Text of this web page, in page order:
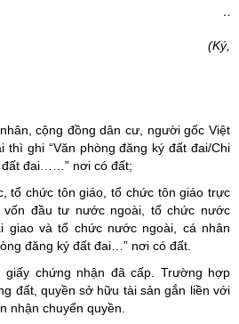
(Ký,
cộng đồng dân cư, người gốc Việt
thì ghi “Văn phòng đăng ký đất đai/Chi
đất đai……” nơi có đất;
tổ chức tôn giáo, tổ chức tôn giáo trực
đầu tư nước ngoài, tổ chức nước
giao và tổ chức nước ngoài, cá nhân
đăng ký đất đai…” nơi có đất.
chứng nhận đã cấp. Trường hợp
đất, quyền sở hữu tài sản gắn liền với
nhận chuyển quyền.